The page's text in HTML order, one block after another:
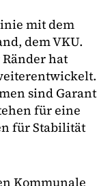
mit dem
dem VKU.
hat
sind Garant
für eine
für Stabilität
Kommunale